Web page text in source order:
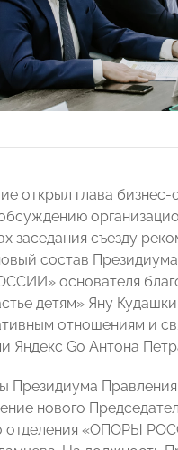
открыл глава бизнес-
заседания съезду
состав
основателя
детям» Яну
отношениям и
Яндекс Go Антона
Президиума
нового
отделения «ОПОРЫ